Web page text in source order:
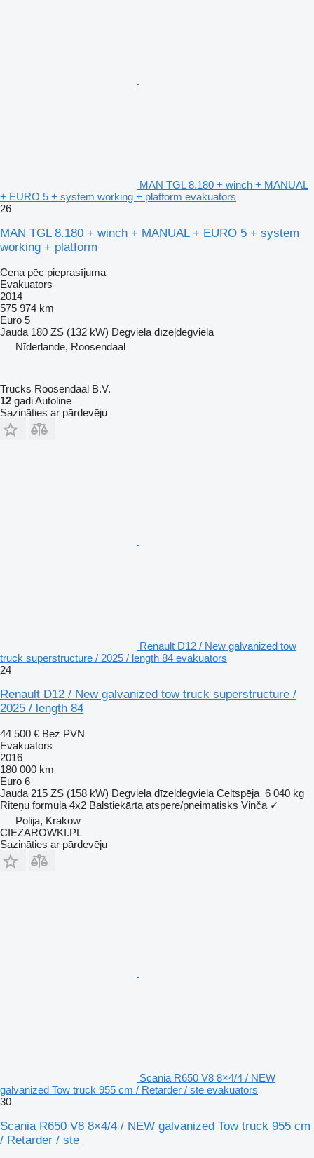
MAN TGL 8.180 + winch + MANUAL
+ EURO 5 + system working + platform evakuators
26
MAN TGL 8.180 + winch + MANUAL + EURO 5 + system
working + platform
Cena pēc pieprasījuma
Evakuators
2014
575 974 km
Euro 5
Jauda 180 ZS (132 kW) Degviela dīzeļdegviela
Nīderlande, Roosendaal
Trucks Roosendaal B.V.
12 gadi Autoline
Sazināties ar pārdevēju
Renault D12 / New galvanized tow
truck superstructure / 2025 / length 84 evakuators
24
Renault D12 / New galvanized tow truck superstructure /
2025 / length 84
44 500 € Bez PVN
Evakuators
2016
180 000 km
Euro 6
Jauda 215 ZS (158 kW) Degviela dīzeļdegviela Celtspēja 6 040 kg
Riteņu formula 4x2 Balstiekārta atspere/pneimatisks Vinča ✓
Polija, Krakow
CIEZAROWKI.PL
Sazināties ar pārdevēju
Scania R650 V8 8×4/4 / NEW
galvanized Tow truck 955 cm / Retarder / ste evakuators
30
Scania R650 V8 8×4/4 / NEW galvanized Tow truck 955 cm
/ Retarder / ste